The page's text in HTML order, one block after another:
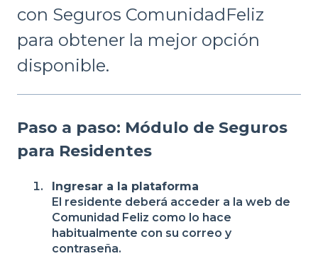
con Seguros ComunidadFeliz
para obtener la mejor opción
disponible.
Paso a paso: Módulo de Seguros
para Residentes
Ingresar a la plataforma
El residente deberá acceder a la web de
Comunidad Feliz como lo hace
habitualmente con su correo y
contraseña.